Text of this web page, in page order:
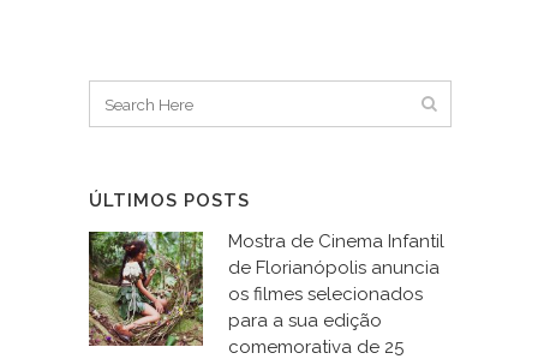
ÚLTIMOS POSTS
Mostra de Cinema Infantil
de Florianópolis anuncia
os filmes selecionados
para a sua edição
comemorativa de 25